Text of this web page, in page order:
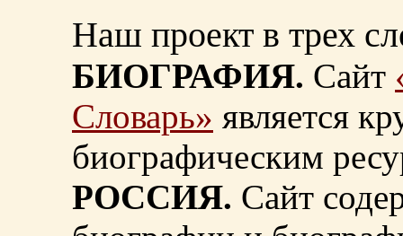
Наш проект в трех
БИОГРАФИЯ. Сайт
Словарь» является
биографическим
РОССИЯ. Сайт